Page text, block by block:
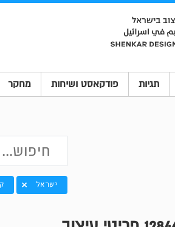
תגיות פודקאסט ושיחות מחקר
ישראל